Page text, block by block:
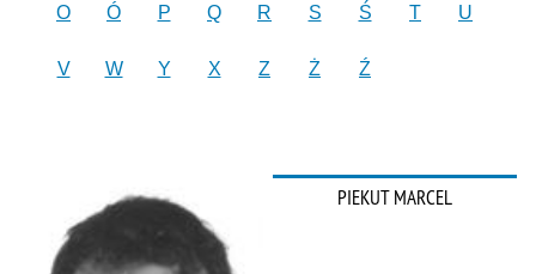
O Ó P Q R S Ś T U
V W Y X Z Ż Ź
PIEKUT MARCEL